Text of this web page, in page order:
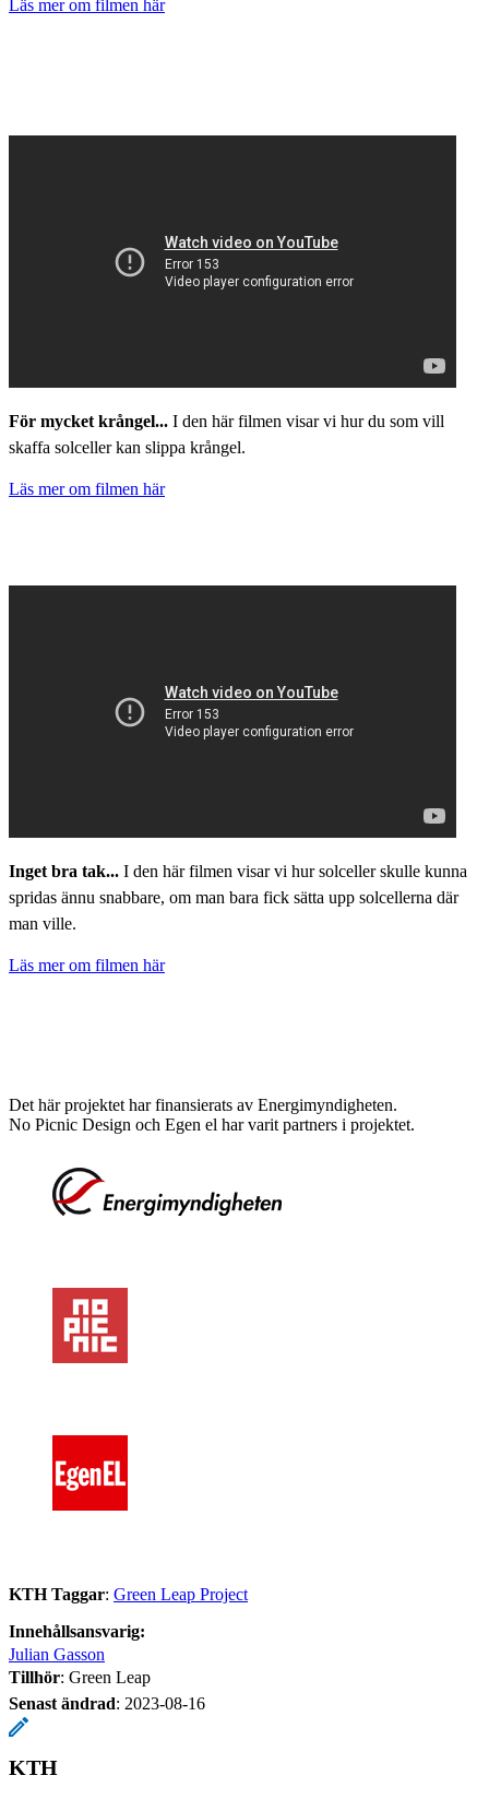
Läs mer om filmen här
För mycket krångel... I den här filmen visar vi hur du som vill
skaffa solceller kan slippa krångel.
Läs mer om filmen här
Inget bra tak... I den här filmen visar vi hur solceller skulle kunna
spridas ännu snabbare, om man bara fick sätta upp solcellerna där
man ville.
Läs mer om filmen här
Det här projektet har finansierats av Energimyndigheten.
No Picnic Design och Egen el har varit partners i projektet.
KTH Taggar: Green Leap Project
Innehållsansvarig:
Julian Gasson
Tillhör: Green Leap
Senast ändrad: 2023-08-16
KTH